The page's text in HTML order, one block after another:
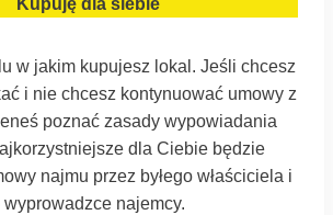
Kupuję dla siebie
w jakim kupujesz lokal. Jeśli chcesz
i nie chcesz kontynuować umowy z
poznać zasady wypowiadania
dla Ciebie będzie
najmu przez byłego właściciela i
najemcy.